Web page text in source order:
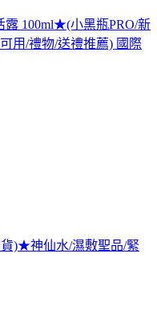
露 100ml★(小黑瓶PRO/新
用/禮物/送禮推薦) 國際
)★神仙水/濕敷聖品/緊